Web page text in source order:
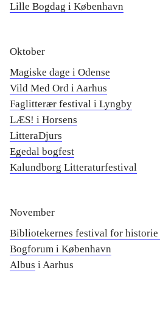
Lille Bogdag i København
Oktober
Magiske dage i Odense
Vild Med Ord i Aarhus
Faglitterær festival i Lyngby
LÆS! i Horsens
LitteraDjurs
Egedal bogfest
Kalundborg Litteraturfestival
November
Bibliotekernes festival for
Bogforum i København
Albus i Aarhus